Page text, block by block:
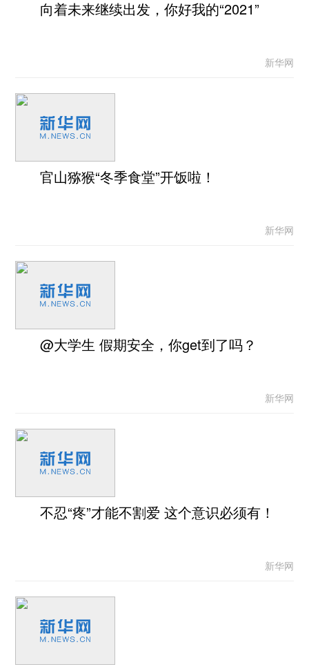
向着未来继续出发，你好我的“2021”
新华网
官山猕猴“冬季食堂”开饭啦！
新华网
@大学生 假期安全，你get到了吗？
新华网
不忍“疼”才能不割爱 这个意识必须有！
新华网